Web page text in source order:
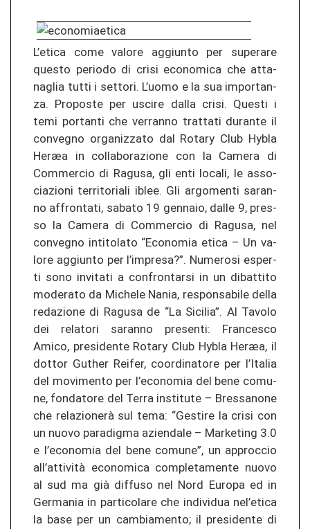
L’etica come va­lo­re ag­giun­to per su­pe­ra­re
ques­to pe­rio­do di crisi eco­no­mi­ca che at­ta­
nag­lia tutti i set­to­ri. L’uomo e la sua im­por­tan­
za. Pro­pos­te per us­ci­re dalla crisi. Ques­ti i
temi por­tan­ti che ver­ran­no tr­at­ta­ti du­ran­te il
con­ve­g­no or­ga­ni­z­za­to dal Ro­ta­ry Club Hybla
Heræa in col­la­bo­ra­zio­ne con la Ca­me­ra di
Com­mer­cio di Ra­gu­sa, gli enti lo­ca­li, le as­so­
cia­zio­ni ter­ri­to­ria­li iblee. Gli ar­go­men­ti sa­ran­
no af­fron­ta­ti, sa­ba­to 19 gen­naio, dalle 9, pres­
so la Ca­me­ra di Com­mer­cio di Ra­gu­sa, nel
con­ve­g­no in­ti­to­la­to “Eco­no­mia etica – Un va­
lo­re ag­giun­to per l’im­presa?”. Nu­me­ro­si esper­
ti sono in­vi­ta­ti a con­fron­tar­si in un dibat­ti­to
mo­de­ra­to da Mi­che­le Nania, re­spon­sa­bi­le della
red­azio­ne di Ra­gu­sa de “La Si­ci­lia”. Al Ta­vo­lo
dei re­la­to­ri sa­ran­no pre­sen­ti: Fran­ces­co
Amico, pre­si­den­te Ro­ta­ry Club Hybla Heræa, il
dot­tor Gu­ther Rei­fer, co­or­di­na­to­re per l’Ita­lia
del mo­vi­men­to per l’eco­no­mia del bene co­mu­
ne, fon­da­to­re del Terra in­sti­tu­te – Bres­sa­no­ne
che relazionerà sul tema: “Ge­s­ti­re la crisi con
un nuovo pa­ra­d­ig­ma azien­da­le – Marketing 3.0
e l’eco­no­mia del bene co­mu­ne”, un ap­proc­cio
all’attività eco­no­mi­ca com­ple­ta­men­te nuovo
al sud ma già dif­fu­so nel Nord Eu­ro­pa ed in
Ger­ma­nia in par­ti­co­la­re che in­di­vi­dua nel’etica
la base per un camb­ia­men­to; il pre­si­den­te di